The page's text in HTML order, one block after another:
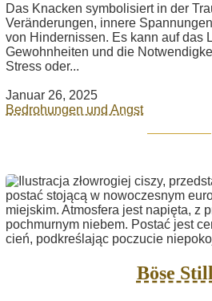
Das Knacken symbolisiert in der
Veränderungen, innere
von Hindernissen. Es kann auf das
Gewohnheiten und die
Stress oder...
Januar 26, 2025
Bedrohungen und Angst
Böse